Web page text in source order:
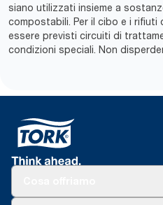
siano utilizzati insieme a
compostabili. Per il cibo e i rifiuti
essere previsti ​circuiti di
condizioni speciali. Non